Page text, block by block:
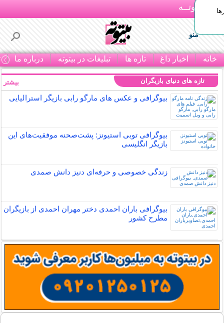
بـیتوتــه
منو
خانه اخبار داغ تازه ها تبلیغات در بیتوته درباره ما
تازه های دنیای بازیگران
بیوگرافی و عکس های مارگو رابی بازیگر استرالیایی
بیوگرافی توبی استیونز: پشت‌صحنه موفقیت‌های این
بازیگر انگلیسی
زندگی خصوصی و حرفه‌ای دنیز دانش صمدی
بیوگرافی باران احمدی دختر مهران احمدی از بازیگران
مطرح کشور
بیشتر